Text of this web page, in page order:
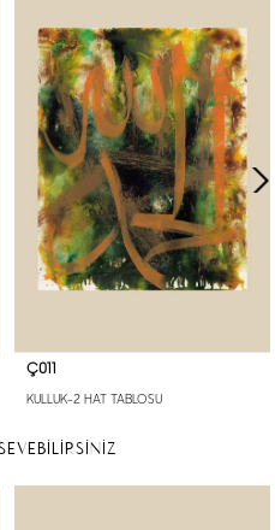
Ç011
KULLUK-2 HAT TABLOSU